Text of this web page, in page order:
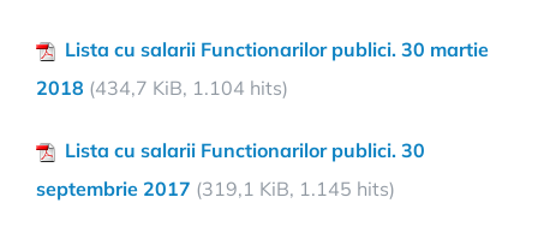
Lista cu salarii Functionarilor publici. 30 martie
2018 (434,7 KiB, 1.104 hits)
Lista cu salarii Functionarilor publici. 30
septembrie 2017 (319,1 KiB, 1.145 hits)